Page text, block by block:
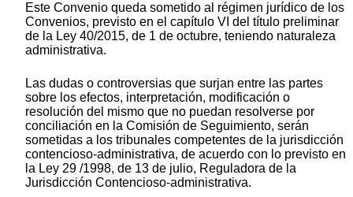
Este Convenio queda sometido al régimen jurídico de los
Convenios, previsto en el capítulo VI del título preliminar
de la Ley 40/2015, de 1 de octubre, teniendo naturaleza
administrativa.
Las dudas o controversias que surjan entre las partes
sobre los efectos, interpretación, modificación o
resolución del mismo que no puedan resolverse por
conciliación en la Comisión de Seguimiento, serán
sometidas a los tribunales competentes de la jurisdicción
contencioso-administrativa, de acuerdo con lo previsto en
la Ley 29 /1998, de 13 de julio, Reguladora de la
Jurisdicción Contencioso-administrativa.